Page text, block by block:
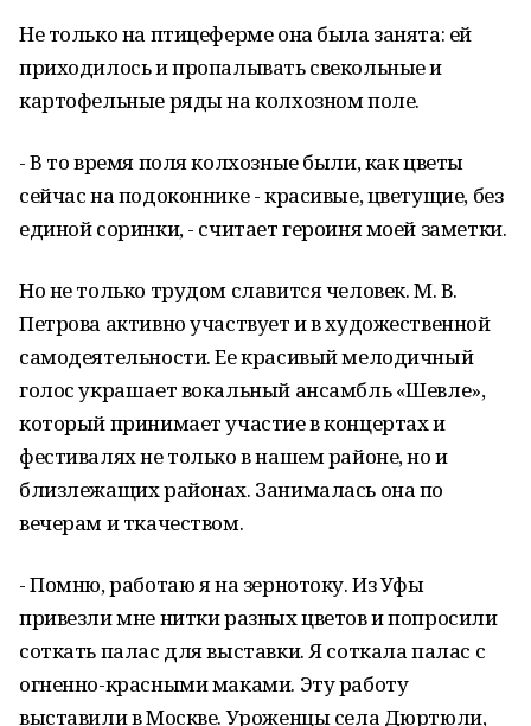
Не только на птицеферме она была занята: ей
приходилось и пропалывать свекольные и
картофельные ряды на колхозном поле.
- В то время поля колхозные были, как цветы
сейчас на подоконнике - красивые, цветущие, без
единой соринки, - считает героиня моей заметки.
Но не только трудом славится человек. М. В.
Петрова активно участвует и в художественной
самодеятельности. Ее красивый мелодичный
голос украшает вокальный ансамбль «Шевле»,
который принимает участие в концертах и
фестивалях не только в нашем районе, но и
близлежащих районах. Занималась она по
вечерам и ткачеством.
- Помню, работаю я на зернотоку. Из Уфы
привезли мне нитки разных цветов и попросили
соткать палас для выставки. Я соткала палас с
огненно-красными маками. Эту работу
выставили в Москве. Уроженцы села Дюртюли,